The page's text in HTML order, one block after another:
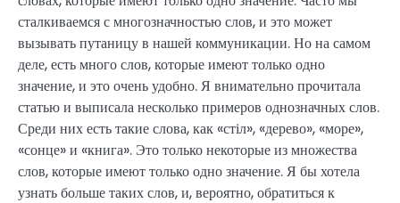
сталкиваемся с многозначностью слов, и это может
вызывать путаницу в нашей коммуникации. Но на самом
деле, есть много слов, которые имеют только одно
значение, и это очень удобно. Я внимательно прочитала
статью и выписала несколько примеров однозначных слов.
Среди них есть такие слова, как «стіл», «дерево», «море»,
«сонце» и «книга». Это только некоторые из множества
слов, которые имеют только одно значение. Я бы хотела
узнать больше таких слов, и, вероятно, обратиться к